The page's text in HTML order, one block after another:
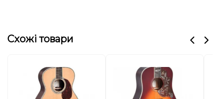
Схожі товари